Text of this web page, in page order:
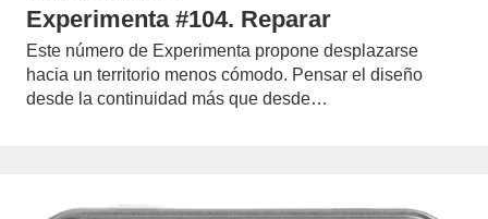
Experimenta #104. Reparar
Este número de Experimenta propone desplazarse
hacia un territorio menos cómodo. Pensar el diseño
desde la continuidad más que desde…